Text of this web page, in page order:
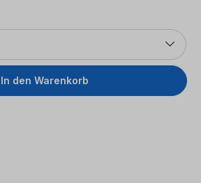
In den Warenkorb